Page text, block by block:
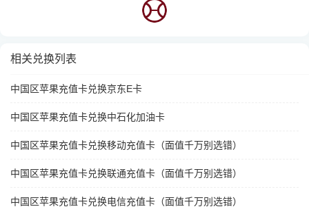
相关兑换列表
中国区苹果充值卡兑换京东E卡
中国区苹果充值卡兑换中石化加油卡
中国区苹果充值卡兑换移动充值卡（面值千万别选错）
中国区苹果充值卡兑换联通充值卡（面值千万别选错）
中国区苹果充值卡兑换电信充值卡（面值千万别选错）